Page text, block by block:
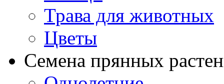
Трава для животных
Цветы
Семена прянных